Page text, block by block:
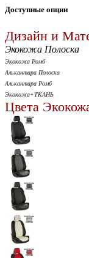
Доступные опции
Дизайн и
Экокожа Полоска
Экокожа Ромб
Алькантара Полоска
Алькантара Ромб
Экокожа+ТКАНЬ
Цвета